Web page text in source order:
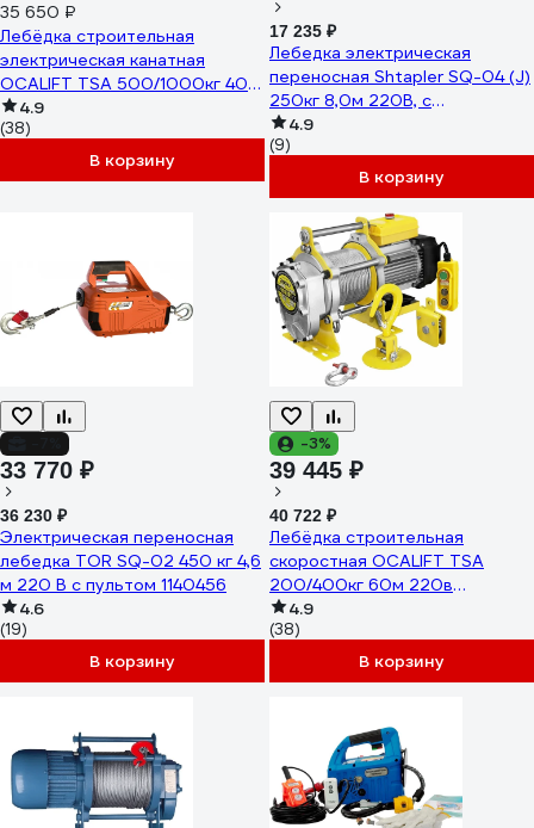
35 650 ₽
Лебёдка строительная
электрическая канатная
OCALIFT TSA 500/1000кг 40м
220в (алюминиевый корпус)
tsa50040m220v
4.9
(38)
В корзину
17 235 ₽
Лебедка электрическая
переносная Shtapler SQ-04 (J)
250кг 8,0м 220В, с
беспроводным пультом
71058936
4.9
(9)
В корзину
33 770 ₽
36 230 ₽
Электрическая переносная
лебедка TOR SQ-02 450 кг 4,6
м 220 В с пультом 1140456
4.6
(19)
В корзину
-3%
39 445 ₽
40 722 ₽
Лебёдка строительная
скоростная OCALIFT TSA
200/400кг 60м 220в
(алюминиевый корпус)
TSA20060m220v
4.9
(38)
В корзину